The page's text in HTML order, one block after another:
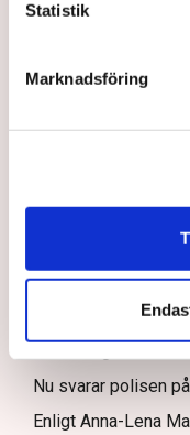
Statistik
Marknadsföring
Samtidigt är
agera tillräckligt då
resurser inte är
och personalen.
I enledare i
att polisen
skydda
och varnade för att
På sociala medier
bör ge utrymme för
tillståndsgiven
ha en tydligare
Nu svarar polisen
Enligt Anna-Lena